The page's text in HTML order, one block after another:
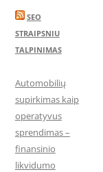
SEO
STRAIPSNIU
TALPINIMAS
Automobilių
supirkimas kaip
operatyvus
sprendimas –
finansinio
likvidumo